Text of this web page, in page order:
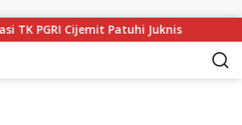
Cijemit Patuhi Juknis